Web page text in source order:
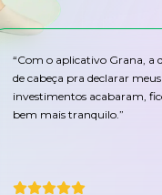
“Com o aplicativo Grana, a
de cabeça pra declarar meus
investimentos acabaram,
bem mais tranquilo.”